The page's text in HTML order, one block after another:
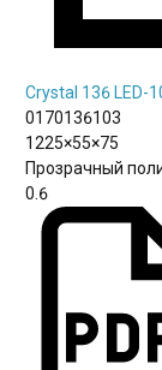
Crystal 136 LED-
0170136103
1225×55×75
Прозрачный
0.6